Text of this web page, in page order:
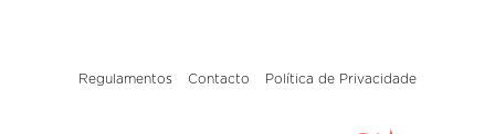
Regulamentos Contacto Política de Privacidade